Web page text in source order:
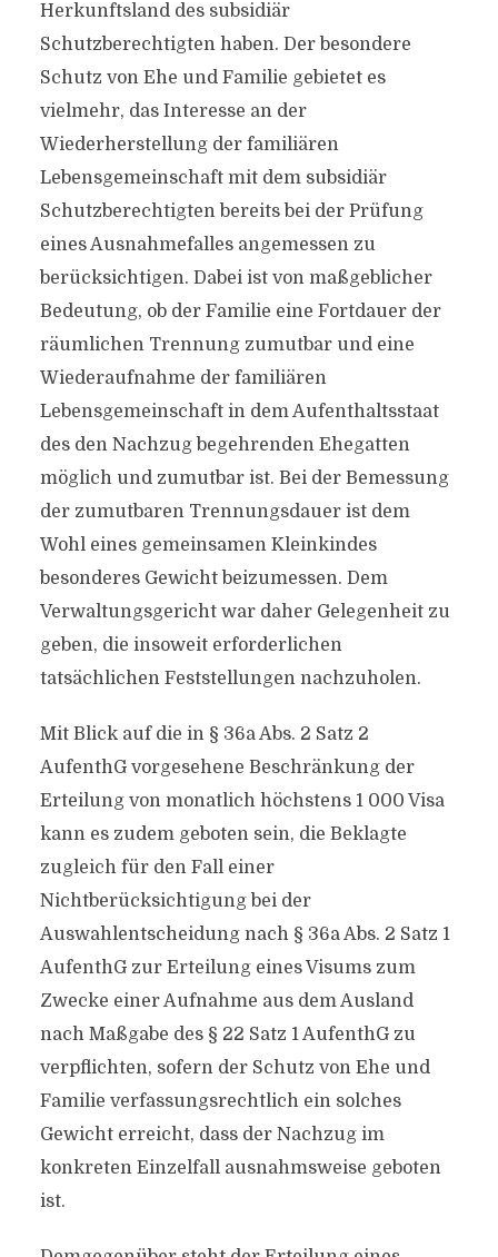
Herkunftsland des subsidiär
Schutzberechtigten haben. Der besondere
Schutz von Ehe und Familie gebietet es
vielmehr, das Interesse an der
Wiederherstellung der familiären
Lebensgemeinschaft mit dem subsidiär
Schutzberechtigten bereits bei der Prüfung
eines Ausnahmefalles angemessen zu
berücksichtigen. Dabei ist von maßgeblicher
Bedeutung, ob der Familie eine Fortdauer der
räumlichen Trennung zumutbar und eine
Wiederaufnahme der familiären
Lebensgemeinschaft in dem Aufenthaltsstaat
des den Nachzug begehrenden Ehegatten
möglich und zumutbar ist. Bei der Bemessung
der zumutbaren Trennungsdauer ist dem
Wohl eines gemeinsamen Kleinkindes
besonderes Gewicht beizumessen. Dem
Verwaltungsgericht war daher Gelegenheit zu
geben, die insoweit erforderlichen
tatsächlichen Feststellungen nachzuholen.
Mit Blick auf die in § 36a Abs. 2 Satz 2
AufenthG vorgesehene Beschränkung der
Erteilung von monatlich höchstens 1 000 Visa
kann es zudem geboten sein, die Beklagte
zugleich für den Fall einer
Nichtberücksichtigung bei der
Auswahlentscheidung nach § 36a Abs. 2 Satz 1
AufenthG zur Erteilung eines Visums zum
Zwecke einer Aufnahme aus dem Ausland
nach Maßgabe des § 22 Satz 1 AufenthG zu
verpflichten, sofern der Schutz von Ehe und
Familie verfassungsrechtlich ein solches
Gewicht erreicht, dass der Nachzug im
konkreten Einzelfall ausnahmsweise geboten
ist.